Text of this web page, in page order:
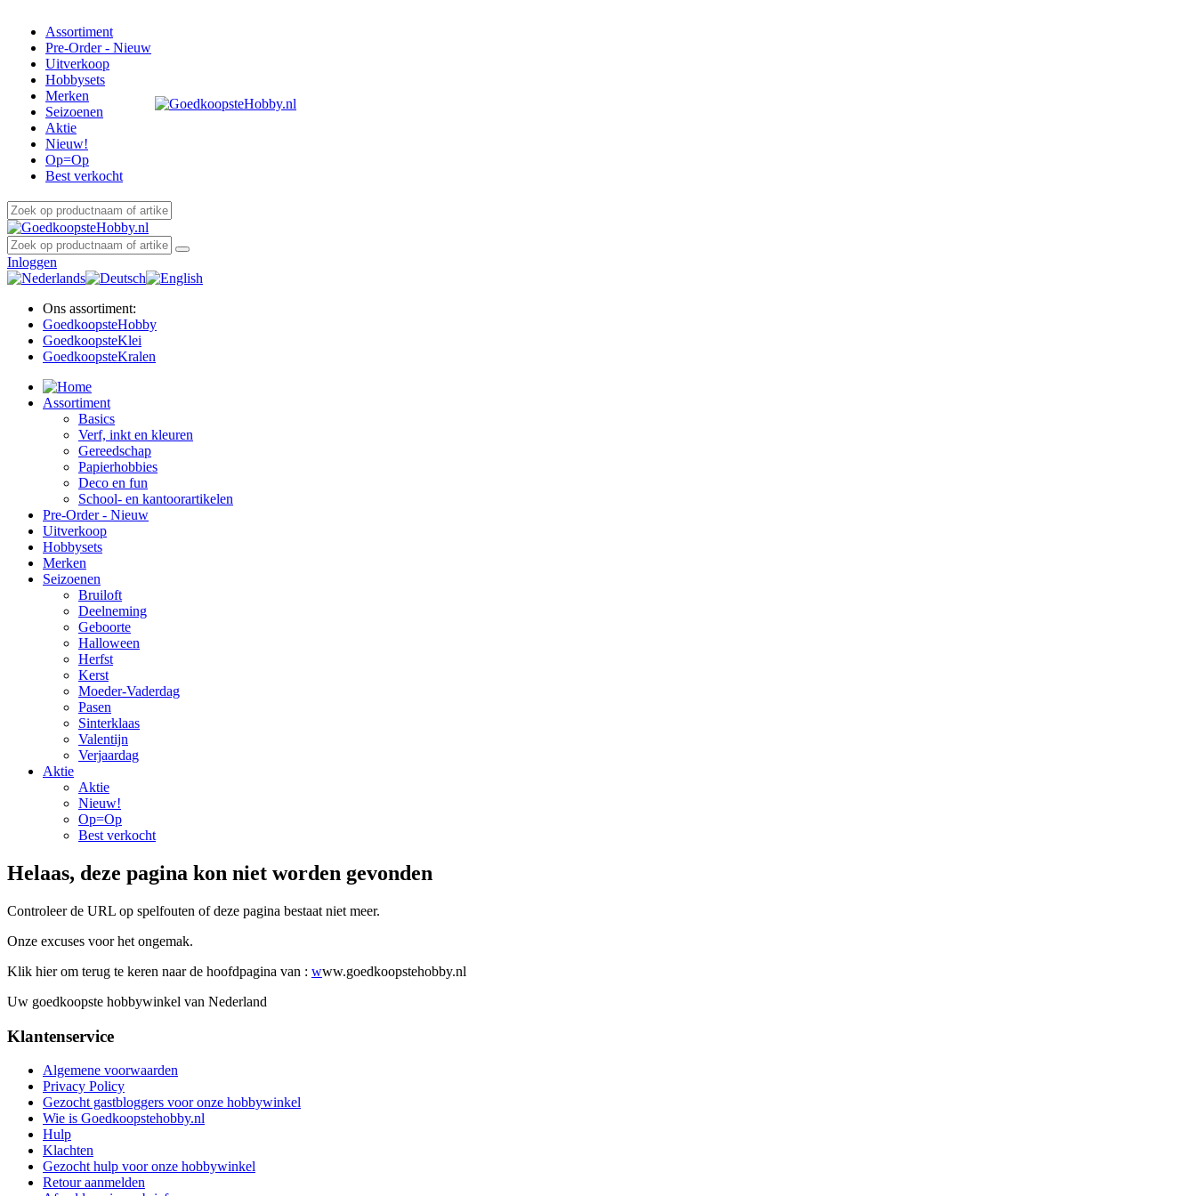
Assortiment
Pre-Order - Nieuw
Uitverkoop
Hobbysets
Merken
Seizoenen
Aktie
Nieuw!
Op=Op
Best verkocht
Inloggen
Ons assortiment:
GoedkoopsteHobby
GoedkoopsteKlei
GoedkoopsteKralen
Assortiment
Basics
Verf, inkt en kleuren
Gereedschap
Papierhobbies
Deco en fun
School- en kantoorartikelen
Pre-Order - Nieuw
Uitverkoop
Hobbysets
Merken
Seizoenen
Bruiloft
Deelneming
Geboorte
Halloween
Herfst
Kerst
Moeder-Vaderdag
Pasen
Sinterklaas
Valentijn
Verjaardag
Aktie
Aktie
Nieuw!
Op=Op
Best verkocht
Helaas, deze pagina kon niet worden gevonden
Controleer de URL op spelfouten of deze pagina bestaat niet meer.
Onze excuses voor het ongemak.
Klik hier om terug te keren naar de hoofdpagina van : www.goedkoopstehobby.nl
Uw goedkoopste hobbywinkel van Nederland
Klantenservice
Algemene voorwaarden
Privacy Policy
Gezocht gastbloggers voor onze hobbywinkel
Wie is Goedkoopstehobby.nl
Hulp
Klachten
Gezocht hulp voor onze hobbywinkel
Retour aanmelden